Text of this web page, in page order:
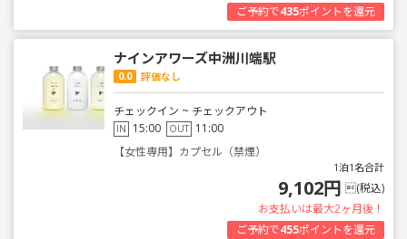
ご予約で435ポイントを還元
ナインアワーズ中洲川端駅
0.0 評価なし
チェックイン ~ チェックアウト
IN 15:00 OUT 11:00
【女性専用】カプセル（禁煙）
1泊1名合計
9,102円 (税込)
お支払いは最大2ヶ月後！
ご予約で455ポイントを還元